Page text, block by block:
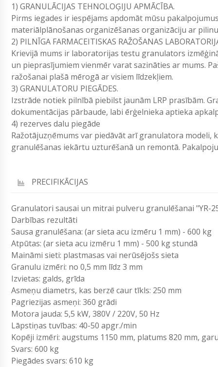
1) GRANULĀCIJAS TEHNOLOĢIJU APMĀCĪBA.
Pirms iegades ir iespējams apdomāt mūsu
materiālplānošanas organizēšanas organizāciju ar
2) PILNĪGA FARMACEITISKAS RAŽOŠANAS
Krievijā mums ir laboratorijas testu granulators
un pieprasījumiem vienmēr varat sazināties ar mums.
ražošanai plašā mērogā ar visiem līdzekļiem.
3) GRANULATORU PIEGĀDES.
Izstrāde notiek pilnībā piebilst jaunām LRP prasībām.
dokumentācijas pārbaude, labi ērģelnieka aptieka
4) rezerves dalu piegāde
Ražotājuzņēmums var piedāvāt arī granulatora modeli,
granulēšanas iekārtu uzturēšanā un remontā.
PRECIFIKĀCIJAS
Granulatori sausai un mitrai pulveru granulēšanai "YR-
Darbības rezultāti
Sausa granulēšana: (ar sieta acu izmēru 1 mm) - 600 kg
Atpūtas: (ar sieta acu izmēru 1 mm) - 500 kg stundā
Maināmi sieti: plastmasas vai nerūsējošs sieta
Granulu izmēri: no 0,5 mm līdz 3 mm
Izvietas: galds, grīda
Asmeņu diametrs, kas berzē caur tīkls: 250 mm
Pagriezijas asmeņi: 360 grādi
Motora jauda: 5,5 kW, 380V / 220V, 50 Hz
Lāpstiņas tuvības: 40-50 apgr./min
Kopēji izmēri: augstums 1150 mm, platums 820 mm,
Svars: 600 kg
Piegādes svars: 610 kg